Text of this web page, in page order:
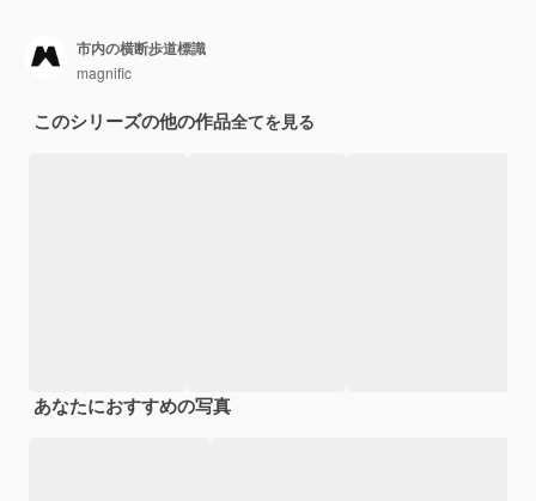
市内の横断歩道標識
magnific
このシリーズの他の作品全てを見る
あなたにおすすめの写真